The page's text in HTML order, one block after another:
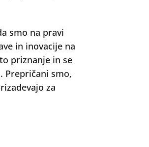
smo na pravi
in inovacije na
priznanje in se
Prepričani smo,
za